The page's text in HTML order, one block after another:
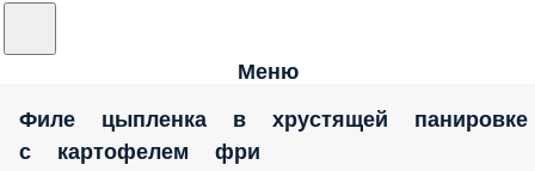
Меню
Филе цыпленка в хрустящей панировке
с картофелем фри